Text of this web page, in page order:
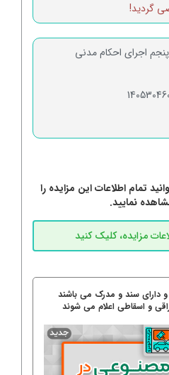
گردید!
اجرای احکام مدنی
تمام اطلاعات این مزایده را
نمایید.
و دارای سند و مدرک می باشند
و اسقاطی اعلام می شوند